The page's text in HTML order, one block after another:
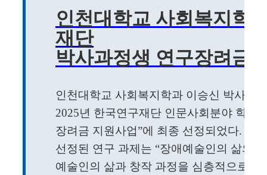
인천대학교 사회복지학
재단
박사과정생 연구장려금
인천대학교 사회복지학과 이승신 박사과
2025년 한국연구재단 인문사회분야 학술
장려금 지원사업”에 최종 선정되었다.
선정된 연구 과제는 “장애예술인의 삶의
예술인의 삶과 창작 과정을 심층적으로